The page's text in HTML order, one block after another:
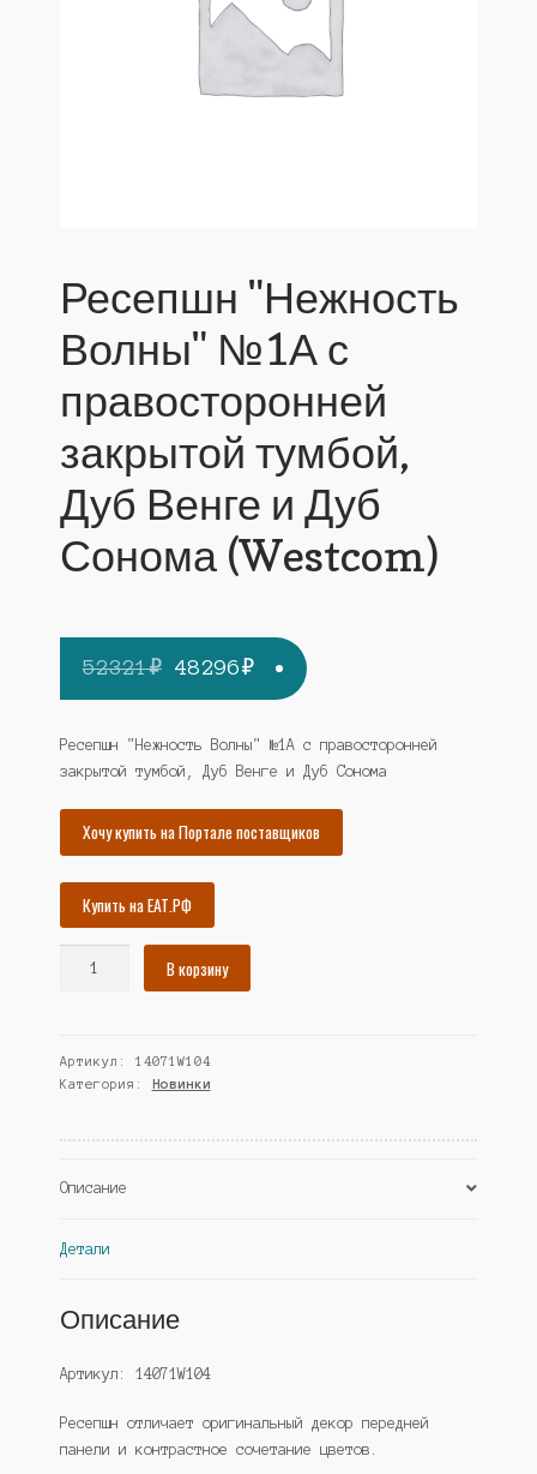
Ресепшн "Нежность
Волны" №1А с
правосторонней
закрытой тумбой,
Дуб Венге и Дуб
Сонома (Westcom)
52321₽ Первоначальная
цена
составляла
52321₽.
48296₽Текущая
цена:
48296₽.
Ресепшн "Нежность Волны" №1А с правосторонней
закрытой тумбой, Дуб Венге и Дуб Сонома
Хочу купить на Портале поставщиков
Купить на ЕАТ.РФ
Волны"
№1А
правосторонней
тумбой,
Венге
Сонома
В корзину
Артикул:14071W104
Категория: Новинки
Описание
Детали
Описание
Артикул: 14071W104
Ресепшн отличает оригинальный декор передней
панели и контрастное сочетание цветов.